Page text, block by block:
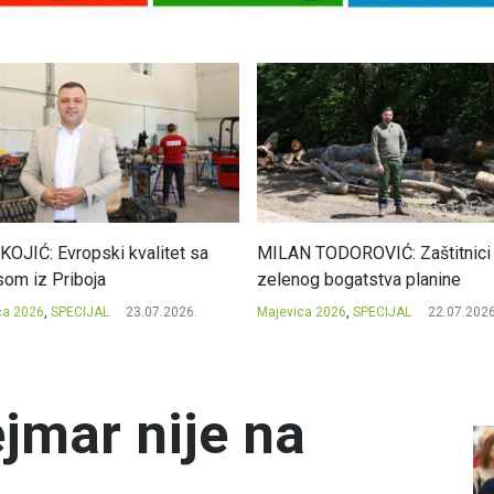
Evropski kvalitet sa
iz Priboja
2026, SPECIJAL 23.07.2026.
MILAN TODOROVIĆ: Zaštitnici
zelenog bogatstva planine
Majevica 2026, SPECIJAL
nije na